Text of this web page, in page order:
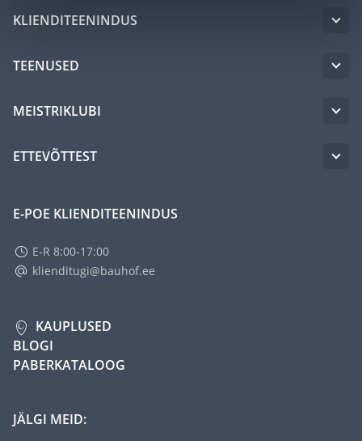
KLIENDITEENINDUS
TEENUSED
MEISTRIKLUBI
ETTEVÕTTEST
E-POE KLIENDITEENINDUS
E-R 8:00-17:00
klienditugi@bauhof.ee
KAUPLUSED
BLOGI
PABERKATALOOG
JÄLGI MEID: